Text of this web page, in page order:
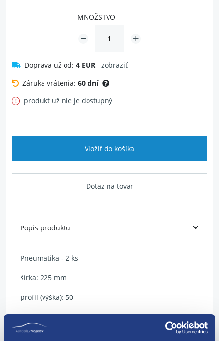
MNOŽSTVO
Doprava už od: 4 EUR
zobraziť
Záruka vrátenia: 60 dní
produkt už nie je dostupný
Vložiť do košíka
Dotaz na tovar
Popis produktu
Pneumatika - 2 ks
šírka: 225 mm
profil (výška): 50
priemer: 17 palcov